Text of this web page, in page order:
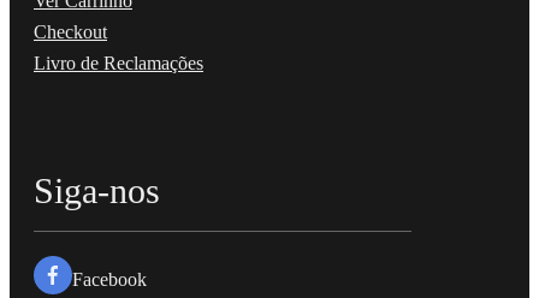
Checkout
Livro de Reclamações
Siga-nos
Facebook